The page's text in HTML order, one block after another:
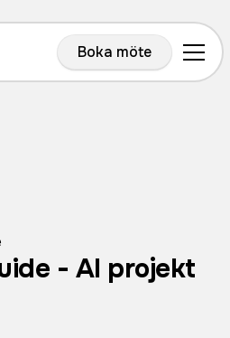
Boka möte
- AI projekt